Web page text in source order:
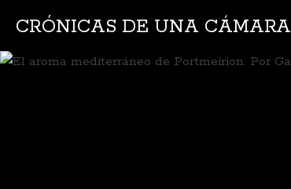
CRÓNICAS DE UNA CÁMARA